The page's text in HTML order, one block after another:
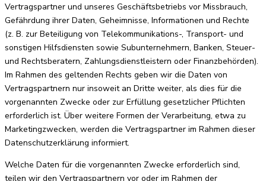
Vertragspartner und unseres Geschäftsbetriebs vor Missbrauch,
Gefährdung ihrer Daten, Geheimnisse, Informationen und Rechte
(z. B. zur Beteiligung von Telekommunikations-, Transport- und
sonstigen Hilfsdiensten sowie Subunternehmern, Banken, Steuer-
und Rechtsberatern, Zahlungsdienstleistern oder Finanzbehörden).
Im Rahmen des geltenden Rechts geben wir die Daten von
Vertragspartnern nur insoweit an Dritte weiter, als dies für die
vorgenannten Zwecke oder zur Erfüllung gesetzlicher Pflichten
erforderlich ist. Über weitere Formen der Verarbeitung, etwa zu
Marketingzwecken, werden die Vertragspartner im Rahmen dieser
Datenschutzerklärung informiert.
Welche Daten für die vorgenannten Zwecke erforderlich sind,
teilen wir den Vertragspartnern vor oder im Rahmen der